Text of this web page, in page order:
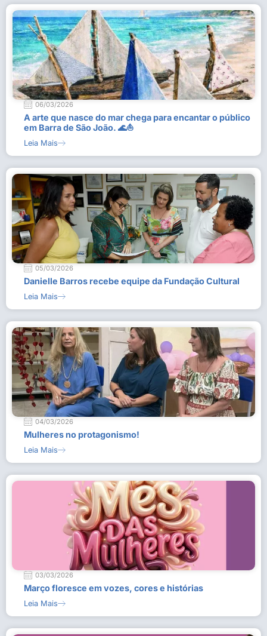
06/03/2026
A arte que nasce do mar chega para encantar o público
em Barra de São João. 🌊⛵
Leia Mais
05/03/2026
Danielle Barros recebe equipe da Fundação Cultural
Leia Mais
04/03/2026
Mulheres no protagonismo!
Leia Mais
03/03/2026
Março floresce em vozes, cores e histórias
Leia Mais